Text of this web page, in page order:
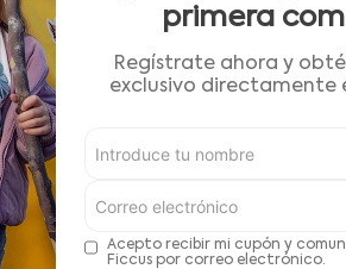
Bermuda Euphoria Kids Niño
Negro 2 a 6 años
$14.990
Elige tu talla
primera
Regístrate ahora y
exclusivo directamente
Acepto recibir mi cupón y
Ficcus por correo electrónico.